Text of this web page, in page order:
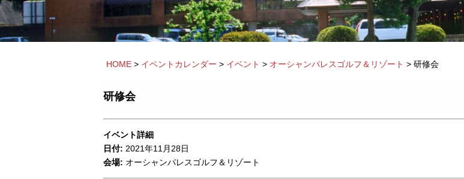
HOME > イベントカレンダー > イベント > オーシャンパレスゴルフ＆リゾート > 研修会
研修会
イベント詳細
日付: 2021年11月28日
会場: オーシャンパレスゴルフ＆リゾート